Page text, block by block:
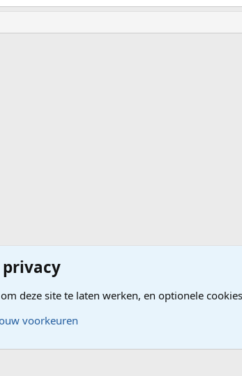
om deze site te laten werken, en optionele
voorkeuren